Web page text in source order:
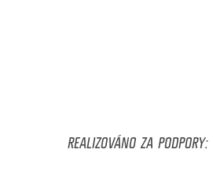
REALIZOVÁNO ZA PODPORY: